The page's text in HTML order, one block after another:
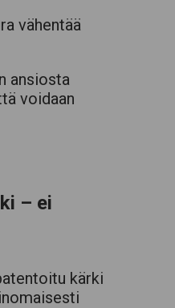
vähentää
ansiosta
voidaan
– ei
kärki